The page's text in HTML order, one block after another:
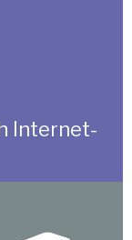
Internet-